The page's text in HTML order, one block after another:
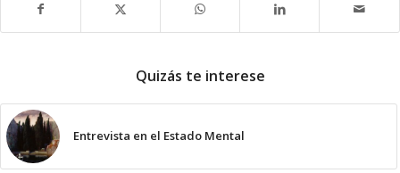
Quizás te interese
Entrevista en el Estado Mental